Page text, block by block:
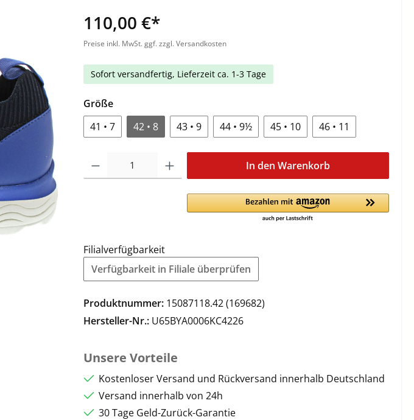
110,00 €*
Preise inkl. MwSt. ggf. zzgl. Versandkosten
Sofort versandfertig, Lieferzeit ca. 1-3 Tage
Größe
41 • 7
42 • 8 43 • 9 44 • 9½ 45 • 10 46 • 11
In den Warenkorb
Filialverfügbarkeit
Verfügbarkeit in Filiale überprüfen
Produktnummer: 15087118.42 (169682)
Hersteller-Nr.: U65BYA0006KC4226
Unsere Vorteile
Kostenloser Versand und Rückversand innerhalb Deutschland
Versand innerhalb von 24h
30 Tage Geld-Zurück-Garantie